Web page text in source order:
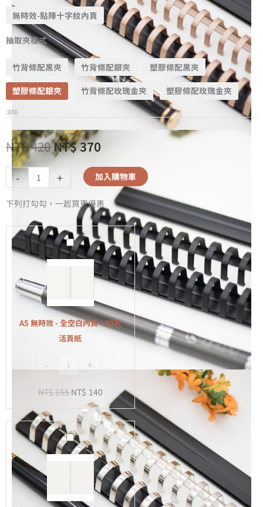
無時效-點陣十字紋內頁
抽取夾樣式
竹背條配黑夾 竹背條配銀夾 塑膠條配黑夾
塑膠條配銀夾 竹背條配玫瑰金夾 塑膠條配玫瑰金夾
清除
NT$420NT$370
- + 加入購物車
下列打勾勾，一起買更優惠
A5
無
效
-
全
空
內
-
活
頁
A5 無時效 - 全空白內頁 - 20孔
活頁紙
- +
NT$155 NT$ 140
A5
無
效
-